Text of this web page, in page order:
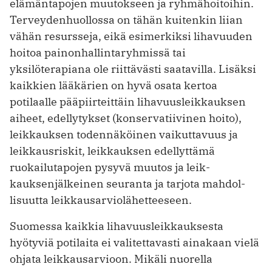
elämäntapojen muutokseen ja ryhmähoitoihin.
Terveydenhuollossa on tähän kuitenkin liian
vähän resursseja, eikä esimerkiksi lihavuuden
hoitoa painonhallintaryhmissä tai
yksilöterapiana ole riittävästi saatavilla. Lisäksi
kaikkien lääkärien on hyvä osata kertoa
potilaalle pääpiirteittäin lihavuusleikkauksen
aiheet, edellytykset (konservatiivinen hoito),
leikkauksen todennäköinen vaikuttavuus ja
leikkausriskit, leikkauksen edellyttämä
ruokailutapojen pysyvä muutos ja leik­
kauksenjälkeinen seuranta ja tarjota mahdol­
lisuutta leikkausarviolähetteeseen.
Suomessa kaikkia lihavuusleikkauksesta
hyötyviä potilaita ei valitettavasti ainakaan vielä
ohjata leikkausarvioon. Mikäli nuorella